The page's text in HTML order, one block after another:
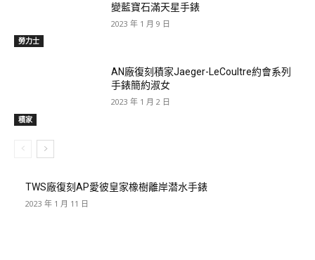
勞力士
變藍寶石滿天星手錶
2023 年 1 月 9 日
積家
AN廠復刻積家Jaeger-LeCoultre約會系列
手錶簡約淑女
2023 年 1 月 2 日
TWS廠復刻AP愛彼皇家橡樹離岸潜水手錶
2023 年 1 月 11 日